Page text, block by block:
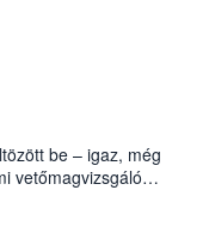
be – igaz, még
vetőmagvizsgáló
Czigler Győző által